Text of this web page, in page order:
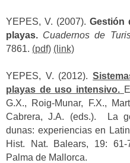
YEPES, V. (2007).Gestión
playas. Cuadernos de
7861. (pdf) (link)
YEPES, V. (2012).
playas de uso intensivo.
G.X., Roig-Munar, F.X.,
Cabrera, J.A. (eds.). La
dunas: experiencias en
Hist. Nat. Balears, 19: 61-
Palma de Mallorca.